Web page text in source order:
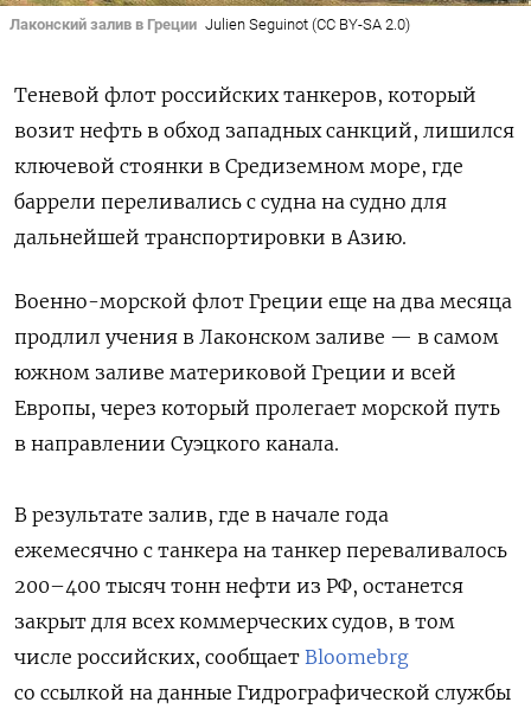
Лаконский залив в Греции Julien Seguinot (CC BY-SA 2.0)
Теневой флот российских танкеров, который
возит нефть в обход западных санкций, лишился
ключевой стоянки в Средиземном море, где
баррели переливались с судна на судно для
дальнейшей транспортировки в Азию.
Военно-морской флот Греции еще на два месяца
продлил учения в Лаконском заливе — в самом
южном заливе материковой Греции и всей
Европы, через который пролегает морской путь
в направлении Суэцкого канала.
В результате залив, где в начале года
ежемесячно с танкера на танкер переваливалось
200–400 тысяч тонн нефти из РФ, останется
закрыт для всех коммерческих судов, в том
числе российских, сообщает Bloomebrg
со ссылкой на данные Гидрографической службы